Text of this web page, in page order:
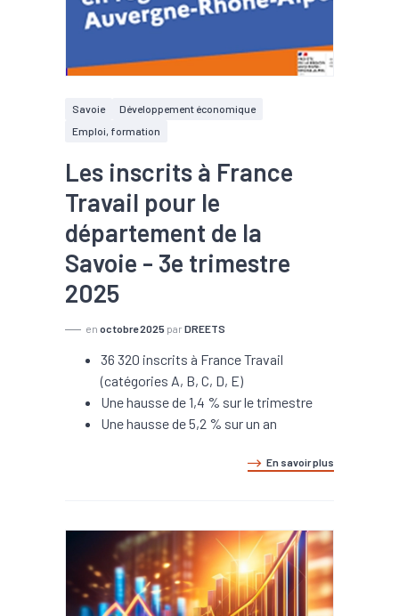
Savoie
Développement économique
Emploi, formation
Les inscrits à France
Travail pour le
département de la
Savoie - 3e trimestre
2025
en octobre 2025 par DREETS
36 320 inscrits à France Travail
(catégories A, B, C, D, E)
Une hausse de 1,4 % sur le trimestre
Une hausse de 5,2 % sur un an
En savoir plus